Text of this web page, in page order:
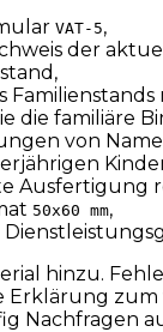
VAT-5,
der
die familiäre
von
Ausfertigung
50x60 mm,
hinzu.
Nachfragen